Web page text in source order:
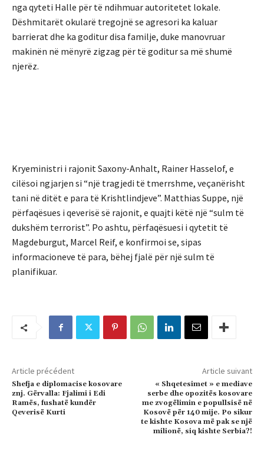
nga qyteti Halle për të ndihmuar autoritetet lokale.
Dëshmitarët okularë tregojnë se agresori ka kaluar
barrierat dhe ka goditur disa familje, duke manovruar
makinën në mënyrë zigzag për të goditur sa më shumë
njerëz.
Kryeministri i rajonit Saxony-Anhalt, Rainer Hasselof, e
cilësoi ngjarjen si “një tragjedi të tmerrshme, veçanërisht
tani në ditët e para të Krishtlindjeve”. Matthias Suppe, një
përfaqësues i qeverisë së rajonit, e quajti këtë një “sulm të
dukshëm terrorist”. Po ashtu, përfaqësuesi i qytetit të
Magdeburgut, Marcel Reif, e konfirmoi se, sipas
informacioneve të para, bëhej fjalë për një sulm të
planifikuar.
Article précédent
Shefja e diplomacise kosovare
znj. Gërvalla: Fjalimi i Edi
Ramës, fushatë kundër
Qeverisë Kurti
Article suivant
« Shqetesimet » e mediave
serbe dhe opozitës kosovare
me zvogëlimin e popullsisë në
Kosovë për 140 mije. Po sikur
te kishte Kosova më pak se një
milionë, siq kishte Serbia?!